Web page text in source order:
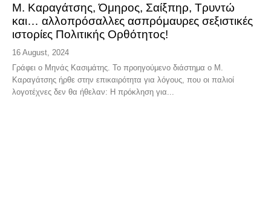
Μ. Καραγάτσης, Όμηρος, Σαίξπηρ, Τρυντώ
και… αλλοπρόσαλλες ασπρόμαυρες σεξιστικές
ιστορίες Πολιτικής Ορθότητος!
16 August, 2024
Γράφει ο Μηνάς Κασιμάτης. Το προηγούμενο διάστημα ο Μ.
Καραγάτσης ήρθε στην επικαιρότητα για λόγους, που οι παλιοί
λογοτέχνες δεν θα ήθελαν: Η πρόκληση για...